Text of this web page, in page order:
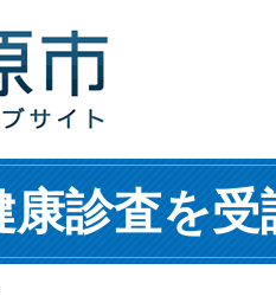
康診査を